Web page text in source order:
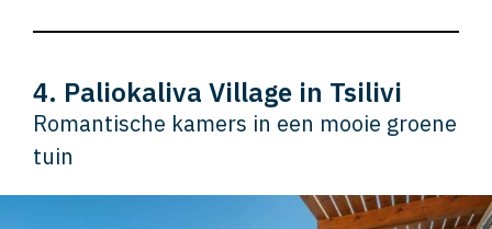
4. Paliokaliva Village in Tsilivi
Romantische kamers in een mooie groene
tuin